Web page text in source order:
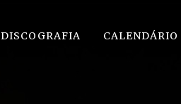
DISCOGRAFIA CALENDÁRIO